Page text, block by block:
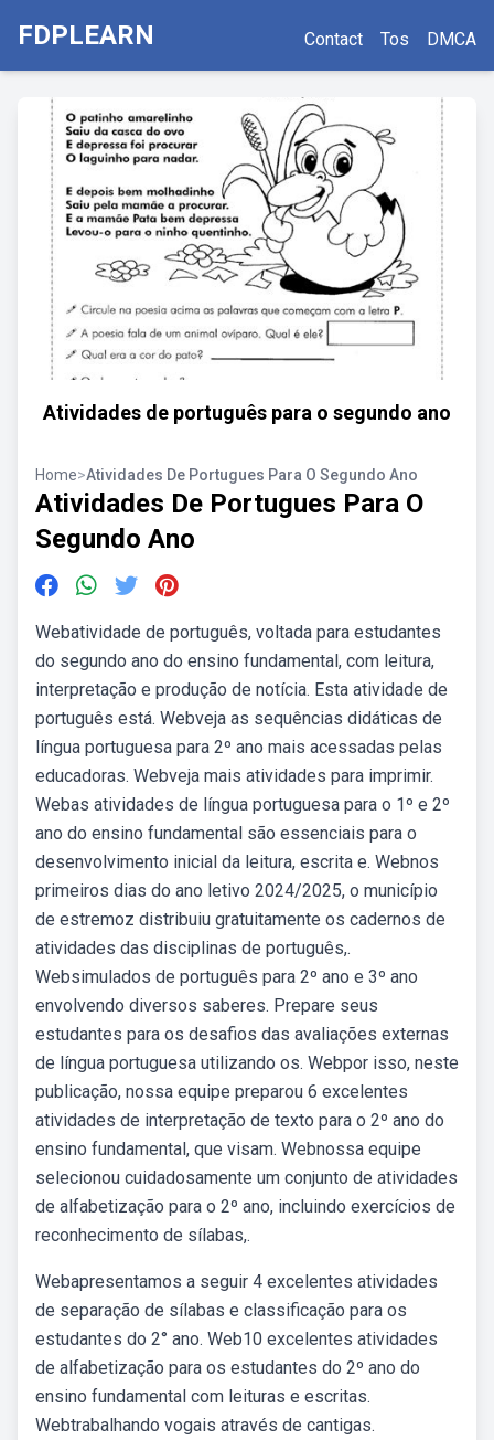
FDPLEARN Contact Tos DMCA
Atividades de português para o segundo ano
Home>Atividades De Portugues Para O Segundo Ano
Atividades De Portugues Para O
Segundo Ano
Webatividade de português, voltada para estudantes
do segundo ano do ensino fundamental, com leitura,
interpretação e produção de notícia. Esta atividade de
português está. Webveja as sequências didáticas de
língua portuguesa para 2º ano mais acessadas pelas
educadoras. Webveja mais atividades para imprimir.
Webas atividades de língua portuguesa para o 1º e 2º
ano do ensino fundamental são essenciais para o
desenvolvimento inicial da leitura, escrita e. Webnos
primeiros dias do ano letivo 2024/2025, o município
de estremoz distribuiu gratuitamente os cadernos de
atividades das disciplinas de português,.
Websimulados de português para 2º ano e 3º ano
envolvendo diversos saberes. Prepare seus
estudantes para os desafios das avaliações externas
de língua portuguesa utilizando os. Webpor isso, neste
publicação, nossa equipe preparou 6 excelentes
atividades de interpretação de texto para o 2º ano do
ensino fundamental, que visam. Webnossa equipe
selecionou cuidadosamente um conjunto de atividades
de alfabetização para o 2º ano, incluindo exercícios de
reconhecimento de sílabas,.
Webapresentamos a seguir 4 excelentes atividades
de separação de sílabas e classificação para os
estudantes do 2° ano. Web10 excelentes atividades
de alfabetização para os estudantes do 2º ano do
ensino fundamental com leituras e escritas.
Webtrabalhando vogais através de cantigas.